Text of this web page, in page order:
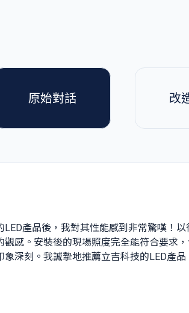
原始對話 改
LED產品後，我對其性能感到非常驚嘆！
觀感。安裝後的現場照度完全能符合要求
象深刻。我誠摯地推薦立吉科技的LED產品